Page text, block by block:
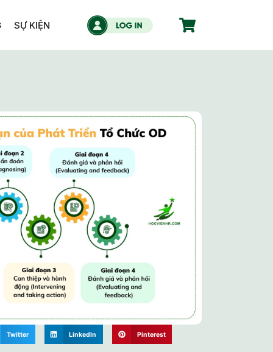
SỰ KIỆN
Twitter LinkedIn Pinterest